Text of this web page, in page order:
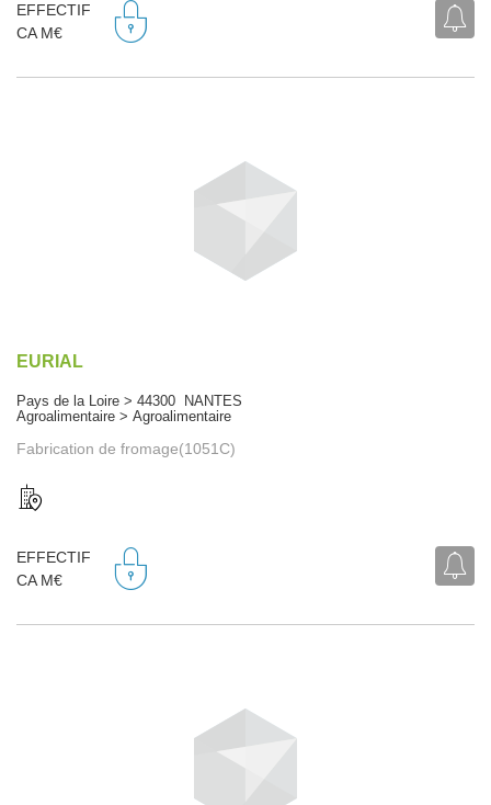
EFFECTIF
CA M€
EURIAL
Pays de la Loire > 44300 NANTES
Agroalimentaire > Agroalimentaire
Fabrication de fromage(1051C)
EFFECTIF
CA M€